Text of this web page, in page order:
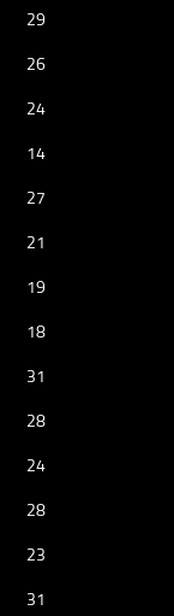
29
26
24
14
27
21
19
18
31
28
24
28
23
31